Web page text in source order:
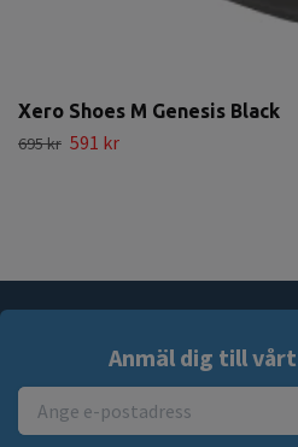
Xero Shoes M Genesis Black
695 kr 591 kr
Anmäl dig till